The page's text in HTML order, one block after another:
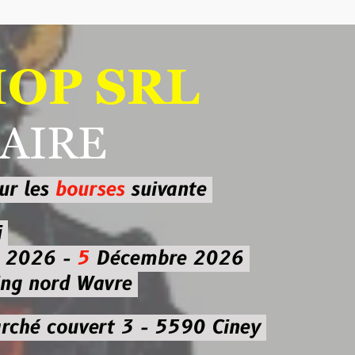
SRL
suivante
5Décembre 2026
Wavre
3 - 5590 Ciney